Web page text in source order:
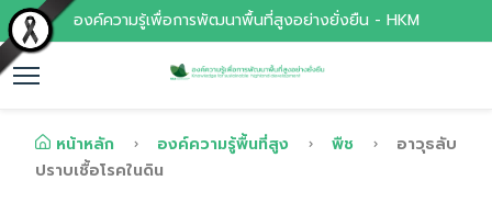
องค์ความรู้เพื่อการพัฒนาพื้นที่สูงอย่างยั่งยืน - HKM
หน้าหลัก องค์ความรู้พื้นที่สูง พืช
อาวุธลับ
ปราบเชื้อโรคในดิน